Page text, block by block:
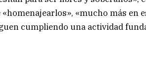
«mucho más en
cumpliendo una actividad